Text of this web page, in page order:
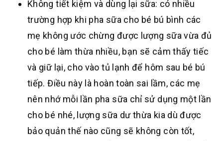
Không tiết kiệm và dùng lại sữa: có nhiều
trường hợp khi pha sữa cho bé bú bình các
mẹ không ước chừng được lượng sữa vừa đủ
cho bé làm thừa nhiều, bạn sẽ cảm thấy tiếc
và giữ lại, cho vào tủ lạnh để hôm sau bé bú
tiếp. Điều này là hoàn toàn sai lầm, các mẹ
nên nhớ mỗi lần pha sữa chỉ sử dụng một lần
cho bé nhé, lượng sữa dư thừa kia dù được
bảo quản thế nào cũng sẽ không còn tốt,